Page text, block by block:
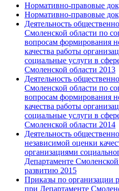
Нормативно-правовые
Нормативно-правовые
Деятельность
Смоленской области по
вопросам формирования
качества работы
социальные услуги в
Смоленской области 2013
Деятельность
Смоленской области по
вопросам формирования
качества работы
социальные услуги в
Смоленской области 2014
Деятельность
независимой оценки
организациями
Департаменте
развитию 2015
Приказы по организации
при Департаменте